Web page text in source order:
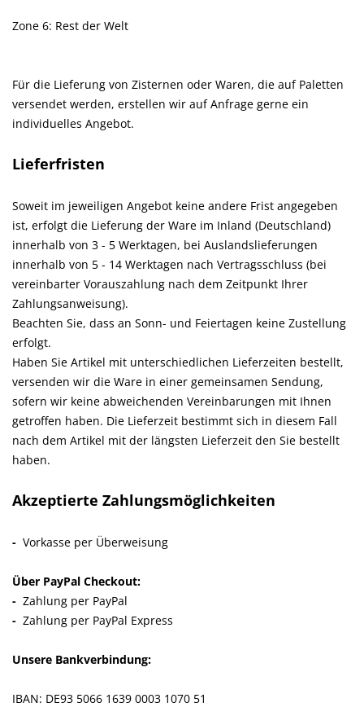
Zone 6: Rest der Welt
Für die Lieferung von Zisternen oder Waren, die auf Paletten
versendet werden, erstellen wir auf Anfrage gerne ein
individuelles Angebot.
Lieferfristen
Soweit im jeweiligen Angebot keine andere Frist angegeben
ist, erfolgt die Lieferung der Ware im Inland (Deutschland)
innerhalb von 3 - 5 Werktagen, bei Auslandslieferungen
innerhalb von 5 - 14 Werktagen nach Vertragsschluss (bei
vereinbarter Vorauszahlung nach dem Zeitpunkt Ihrer
Zahlungsanweisung).
Beachten Sie, dass an Sonn- und Feiertagen keine Zustellung
erfolgt.
Haben Sie Artikel mit unterschiedlichen Lieferzeiten bestellt,
versenden wir die Ware in einer gemeinsamen Sendung,
sofern wir keine abweichenden Vereinbarungen mit Ihnen
getroffen haben. Die Lieferzeit bestimmt sich in diesem Fall
nach dem Artikel mit der längsten Lieferzeit den Sie bestellt
haben.
Akzeptierte Zahlungsmöglichkeiten
- Vorkasse per Überweisung
Über PayPal Checkout:
- Zahlung per PayPal
- Zahlung per PayPal Express
Unsere Bankverbindung:
IBAN: DE93 5066 1639 0003 1070 51